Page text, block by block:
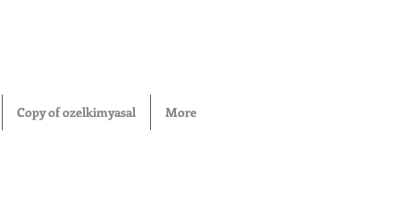
Copy of ozelkimyasal More